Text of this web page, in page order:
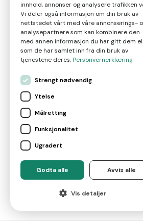
Verdivurdering
Vurderer å
Verdivurdering
Leie ut bolig
innhold, annonser og analysere trafikken
Vi deler også informasjon om din bruk av
nettstedet vårt med våre annonserings-
analysepartnere som kan kombinere den
med annen informasjon du har gitt dem
som de har samlet inn fra din bruk av
tjenestene deres.Personvernerklæring
Strengt nødvendig
Ytelse
Målretting
Funksjonalitet
Ugradert
Godta alle Avvis alle
Vis detaljer